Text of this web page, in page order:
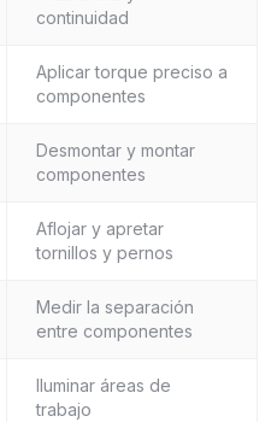
continuidad
Aplicar torque preciso a
componentes
Desmontar y montar
componentes
Aflojar y apretar
tornillos y pernos
Medir la separación
entre componentes
Iluminar áreas de
trabajo